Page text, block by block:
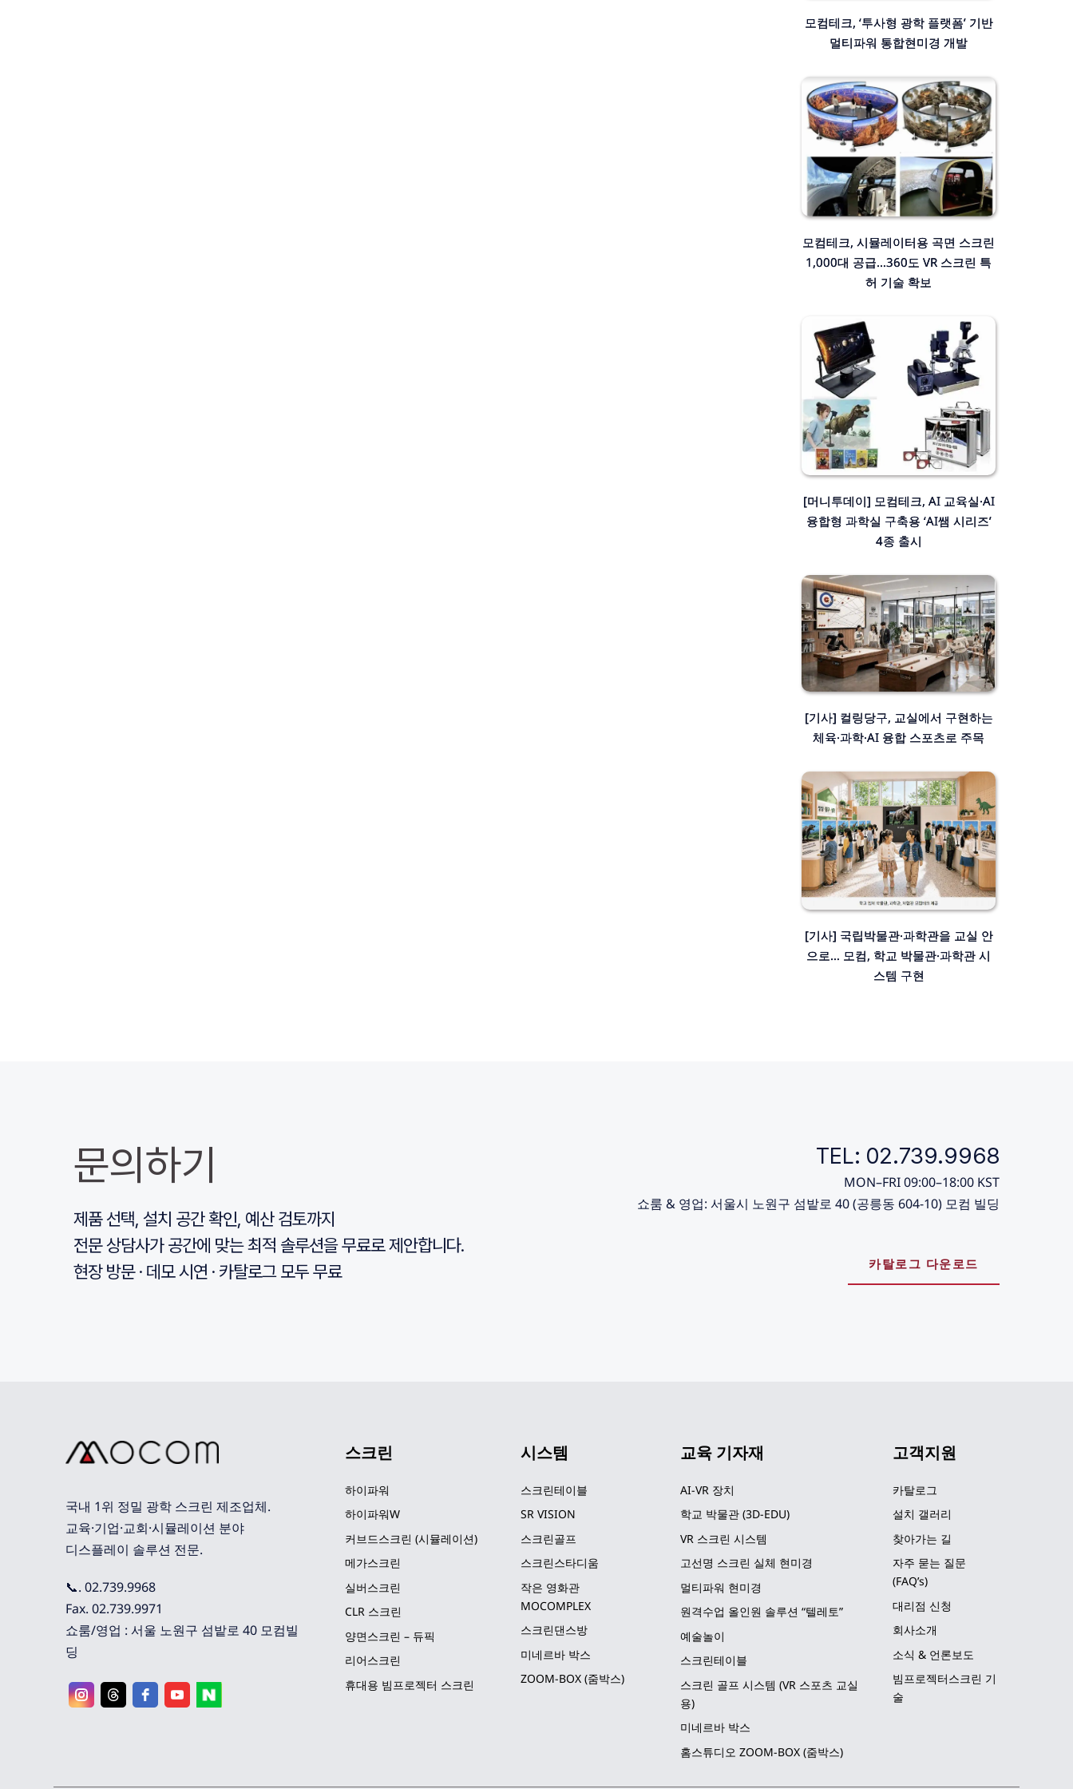
모컴테크, ‘투사형 광학 플랫폼’ 기반
멀티파워 통합현미경 개발
모컴테크, 시뮬레이터용 곡면 스크린
1,000대 공급…360도 VR 스크린 특
허 기술 확보
[머니투데이] 모컴테크, AI 교육실·AI
융합형 과학실 구축용 ‘AI쌤 시리즈’
4종 출시
[기사] 컬링당구, 교실에서 구현하는
체육·과학·AI 융합 스포츠로 주목
[기사] 국립박물관·과학관을 교실 안
으로… 모컴, 학교 박물관·과학관 시
스템 구현
문의하기
제품 선택, 설치 공간 확인, 예산 검토까지
전문 상담사가 공간에 맞는 최적 솔루션을 무료로 제안합니다.
현장 방문 · 데모 시연 · 카탈로그 모두 무료
TEL: 02.739.9968
MON–FRI 09:00–18:00 KST
쇼룸 & 영업: 서울시 노원구 섬밭로 40 (공릉동 604-10) 모컴 빌딩
카탈로그 다운로드
국내 1위 정밀 광학 스크린 제조업체.
교육·기업·교회·시뮬레이션 분야
디스플레이 솔루션 전문.
📞. 02.739.9968
Fax. 02.739.9971
쇼룸/영업 : 서울 노원구 섬밭로 40 모컴빌
딩
스크린
하이파워
하이파워W
커브드스크린 (시뮬레이션)
메가스크린
실버스크린
CLR 스크린
양면스크린 – 듀픽
리어스크린
휴대용 빔프로젝터 스크린
시스템
스크린테이블
SR VISION
스크린골프
스크린스타디움
작은 영화관
MOCOMPLEX
스크린댄스방
미네르바 박스
ZOOM-BOX (줌박스)
교육 기자재
AI-VR 장치
학교 박물관 (3D-EDU)
VR 스크린 시스템
고선명 스크린 실체 현미경
멀티파워 현미경
원격수업 올인원 솔루션 “텔레토”
예술놀이
스크린테이블
스크린 골프 시스템 (VR 스포츠 교실
용)
미네르바 박스
홈스튜디오 ZOOM-BOX (줌박스)
고객지원
카탈로그
설치 갤러리
찾아가는 길
자주 묻는 질문
(FAQ’s)
대리점 신청
회사소개
소식 & 언론보도
빔프로젝터스크린 기
술